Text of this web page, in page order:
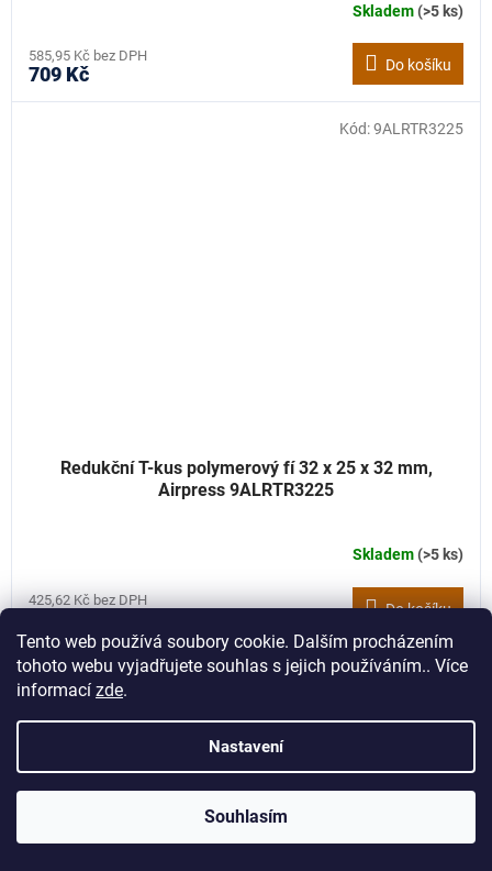
Tento web používá soubory cookie. Dalším procházením
tohoto webu vyjadřujete souhlas s jejich používáním.. Více
informací zde.
Nastavení
Souhlasím
Skladem(>5 ks)
585,95 Kč bez DPH
709 Kč Do košíku
Redukční T-kus polymerový fí 32 x 25 x 32 mm,
Airpress 9ALRTR3225
Skladem(>5 ks)
425,62 Kč bez DPH
Do košíku
Kód:9ALRTR3225
Kód:9ALRTR3220